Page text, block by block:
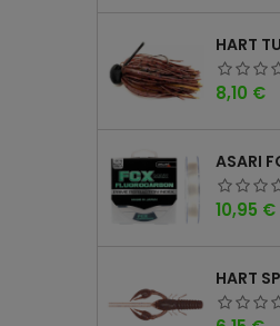
Precio
8,10 €
Precio
10,95 €